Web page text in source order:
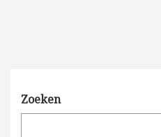
Zoeken